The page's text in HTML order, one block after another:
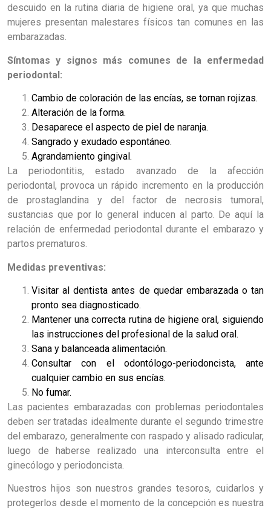
descuido en la rutina diaria de higiene oral, ya que muchas
mujeres presentan malestares físicos tan comunes en las
embarazadas.
Síntomas y signos más comunes de la enfermedad
periodontal:
Cambio de coloración de las encías, se tornan rojizas.
Alteración de la forma.
Desaparece el aspecto de piel de naranja.
Sangrado y exudado espontáneo.
Agrandamiento gingival.
La periodontitis, estado avanzado de la afección
periodontal, provoca un rápido incremento en la producción
de prostaglandina y del factor de necrosis tumoral,
sustancias que por lo general inducen al parto. De aquí la
relación de enfermedad periodontal durante el embarazo y
partos prematuros.
Medidas preventivas:
Visitar al dentista antes de quedar embarazada o tan
pronto sea diagnosticado.
Mantener una correcta rutina de higiene oral, siguiendo
las instrucciones del profesional de la salud oral.
Sana y balanceada alimentación.
Consultar con el odontólogo-periodoncista, ante
cualquier cambio en sus encías.
No fumar.
Las pacientes embarazadas con problemas periodontales
deben ser tratadas idealmente durante el segundo trimestre
del embarazo, generalmente con raspado y alisado radicular,
luego de haberse realizado una interconsulta entre el
ginecólogo y periodoncista.
Nuestros hijos son nuestros grandes tesoros, cuidarlos y
protegerlos desde el momento de la concepción es nuestra